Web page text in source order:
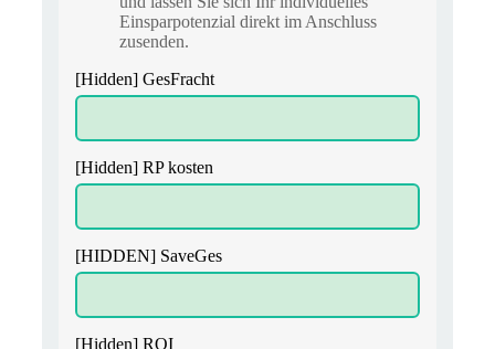
Einsparpotenzial direkt im Anschluss
zusenden.
[Hidden] GesFracht
[Hidden] RP kosten
[HIDDEN] SaveGes
[Hidden] ROI